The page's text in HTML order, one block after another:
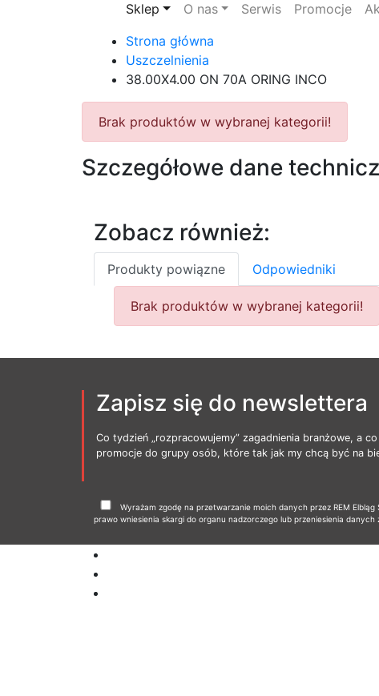
Sklep O nas Serwis Promocje
Strona główna
Uszczelnienia
38.00X4.00 ON 70A ORING INCO
Brak produktów w wybranej kategorii!
Szczegółowe dane
Zobacz również:
Produkty powiązne Odpowiedniki
Brak produktów w wybranej kategorii!
Zapisz się do newslettera
Co tydzień „rozpracowujemy” zagadnienia branżowe, a
promocje do grupy osób, które tak jak my chcą być na
Wyrażam zgodę na przetwarzanie moich danych przez REM
prawo wniesienia skargi do organu nadzorczego lub przeniesienia